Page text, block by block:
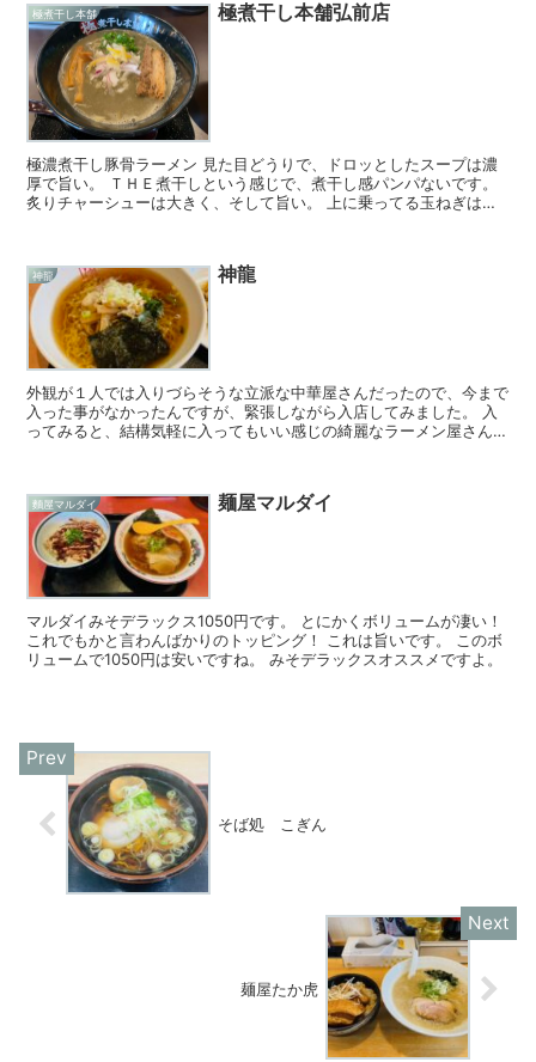
極煮干し本舗 極煮干し本舗弘前店
極濃煮干し豚骨ラーメン 見た目どうりで、ドロッとしたスープは濃
厚で旨い。 ＴＨＥ煮干しという感じで、煮干し感パンパないです。
炙りチャーシューは大きく、そして旨い。 上に乗ってる玉ねぎは、
神龍 神龍
外観が１人では入りづらそうな立派な中華屋さんだったので、今まで
入った事がなかったんですが、緊張しながら入店してみました。 入
ってみると、結構気軽に入ってもいい感じの綺麗なラーメン屋さんで
麵屋マルダイ 麺屋マルダイ
マルダイみそデラックス1050円です。 とにかくボリュームが凄い！
これでもかと言わんばかりのトッピング！ これは旨いです。 このボ
リュームで1050円は安いですね。 みそデラックスオススメですよ。
そば処 こぎん
麺屋たか虎